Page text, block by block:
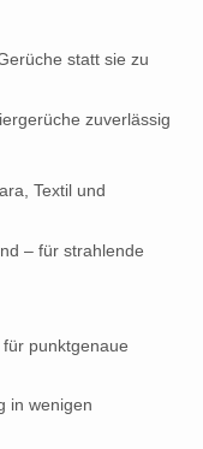
statt sie zu
zuverlässig
Textil und
– für strahlende
punktgenaue
in wenigen